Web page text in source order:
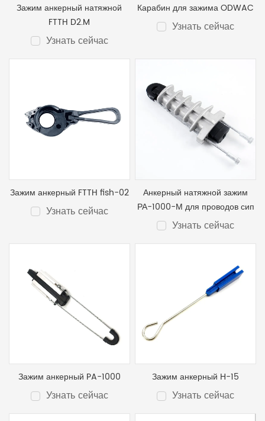
Зажим анкерный натяжной
FTTH D2.M
Узнать сейчас
Карабин для зажима ODWAC
Узнать сейчас
Зажим анкерный FTTH fish-02
Узнать сейчас
Анкерный натяжной зажим
РА-1000-М для проводов сип
Узнать сейчас
Зажим анкерный PA-1000
Узнать сейчас
Зажим анкерный Н-15
Узнать сейчас